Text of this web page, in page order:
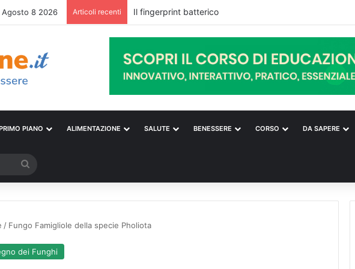
Agosto 8 2026 Articoli recenti
PIANO ALIMENTAZIONE SALUTE BENESSERE CORSO DA SAPERE
per
/ Fungo Famigliole della specie Pholiota
dei Funghi